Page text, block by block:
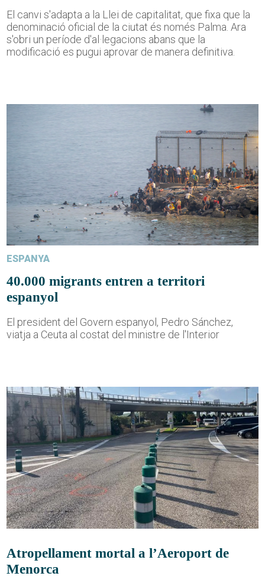
El canvi s'adapta a la Llei de capitalitat, que fixa que la
denominació oficial de la ciutat és només Palma. Ara
s'obri un període d'al·legacions abans que la
modificació es pugui aprovar de manera definitiva.
ESPANYA
40.000 migrants entren a territori
espanyol
El president del Govern espanyol, Pedro Sánchez,
viatja a Ceuta al costat del ministre de l'Interior
Atropellament mortal a l’Aeroport de
Menorca